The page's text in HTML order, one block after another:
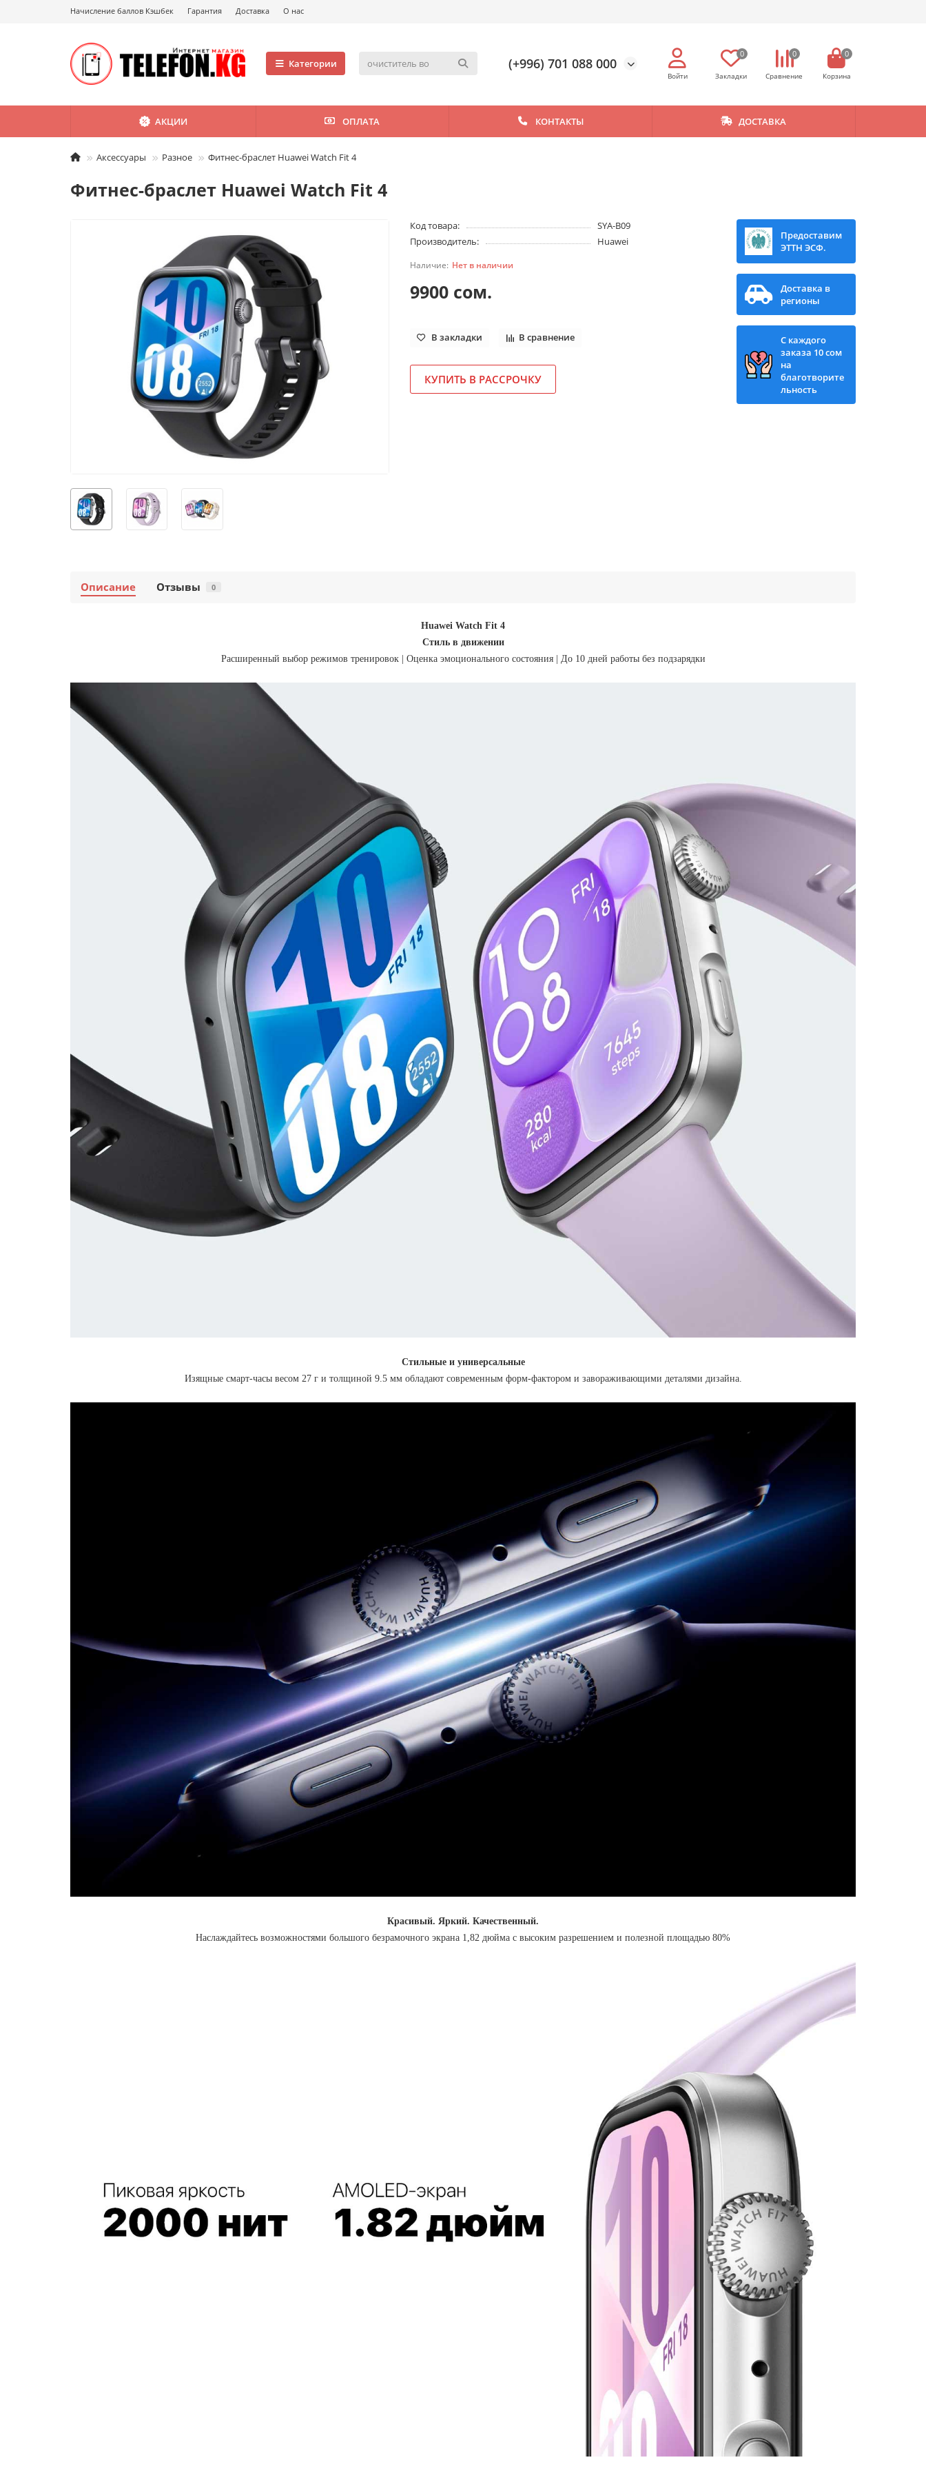
Начисление баллов Кэшбек Гарантия Доставка О нас
Категории (+996) 701 088 000
0 0 0
АКЦИИ ОПЛАТА КОНТАКТЫ ДОСТАВКА
Аксессуары Разное Фитнес-браслет Huawei Watch Fit 4
Фитнес-браслет Huawei Watch Fit 4
Код товара:
SYA-B09
Производитель:
Huawei
Нет в наличии
9900 сом.
В закладки В сравнение
КУПИТЬ В РАССРОЧКУ
Предоставим
ЭТТН ЭСФ.
Доставка в
регионы
С каждого
заказа 10 сом
на
благотворите
льность
Описание Отзывы 0
Huawei Watch Fit 4
Стиль в движении
Расширенный выбор режимов тренировок | Оценка эмоционального состояния | До 10 дней работы без подзарядки
Стильные и универсальные
Изящные смарт-часы весом 27 г и толщиной 9.5 мм обладают современным форм-фактором и завораживающими деталями дизайна.
Красивый. Яркий. Качественный.
Наслаждайтесь возможностями большого безрамочного экрана 1,82 дюйма с высоким разрешением и полезной площадью 80%